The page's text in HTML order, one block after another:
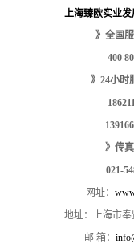
上海臻欧实业发
》全国服
400
》24小时
》传真
021-
网址：
地址：上海市奉
邮 箱：